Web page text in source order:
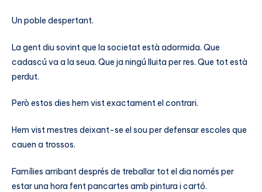
Un poble despertant.
La gent diu sovint que la societat està adormida. Que
cadascú va a la seua. Que ja ningú lluita per res. Que tot està
perdut.
Però estos dies hem vist exactament el contrari.
Hem vist mestres deixant-se el sou per defensar escoles que
cauen a trossos.
Famílies arribant després de treballar tot el dia només per
estar una hora fent pancartes amb pintura i cartó.